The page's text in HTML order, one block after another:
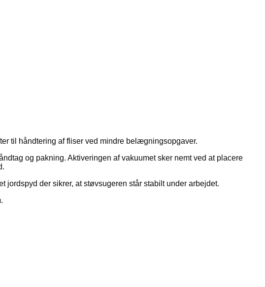
til håndtering af fliser ved mindre belægningsopgaver.
og pakning. Aktiveringen af vakuumet sker nemt ved at placere
der sikrer, at støvsugeren står stabilt under arbejdet.